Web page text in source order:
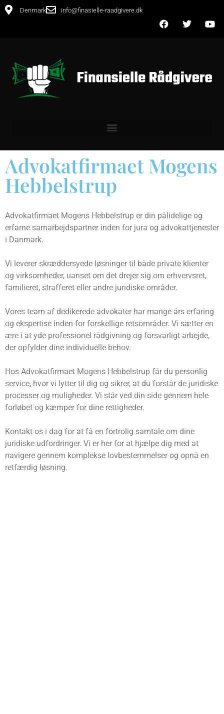
Denmark info@finasielle-raadgivere.dk
Advokatfirmaet Mogens
Hebbelstrup
Advokatfirmaet Mogens Hebbelstrup er din pålidelige og
erfarne samarbejdspartner inden for jura og advokattjenester
i Danmark.
Vi leverer skræddersyede løsninger til både private klienter
og virksomheder, uanset om det drejer sig om erhvervsret,
familieret, strafferet eller andre juridiske områder.
Vores team af dedikerede advokater har mange års erfaring
og ekspertise inden for forskellige retsområder. Vi sætter en
ære i at yde professionel rådgivning og forsvarligt arbejde,
der opfylder dine individuelle behov.
Hos Advokatfirmaet Mogens Hebbelstrup får du personlig
service, hvor vi lytter til dig og sikrer, at du forstår de juridiske
processer og muligheder. Vi står ved din side gennem hele
forløbet og kæmper for dine rettigheder.
Kontakt os i dag for at få en fortrolig samtale om dine
juridiske udfordringer. Vi er her for at hjælpe dig med at
navigere gennem komplekse lovbestemmelser og opnå en
retfærdig løsning.